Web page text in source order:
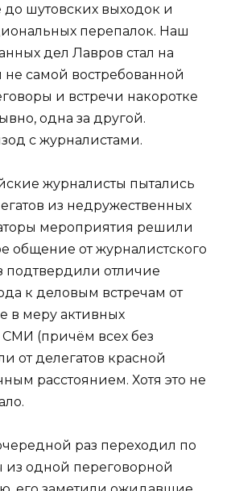
шутовских выходок и
перепалок. Наш
дел Лавров стал на
самой востребованной
и встречи накоротке
одна за другой.
с журналистами.
журналисты пытались
из недружественных
мероприятия решили
общение от журналистского
подтвердили отличие
к деловым встречам от
в меру активных
СМИ (причём всех без
от делегатов красной
расстоянием. Хотя это не
раз переходил по
из одной переговорной